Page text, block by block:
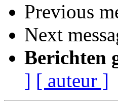
Previous
Next
Berichten
] [ auteur ]